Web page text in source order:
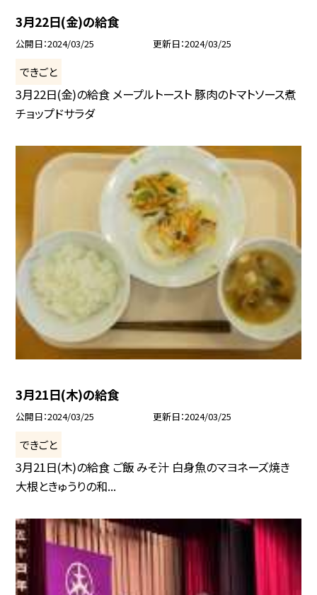
3月22日(金)の給食
公開日 2024/03/25 更新日 2024/03/25
できごと
3月22日(金)の給食 メープルトースト 豚肉のトマトソース煮
チョップドサラダ
3月21日(木)の給食
公開日 2024/03/25 更新日 2024/03/25
できごと
3月21日(木)の給食 ご飯 みそ汁 白身魚のマヨネーズ焼き
大根ときゅうりの和...